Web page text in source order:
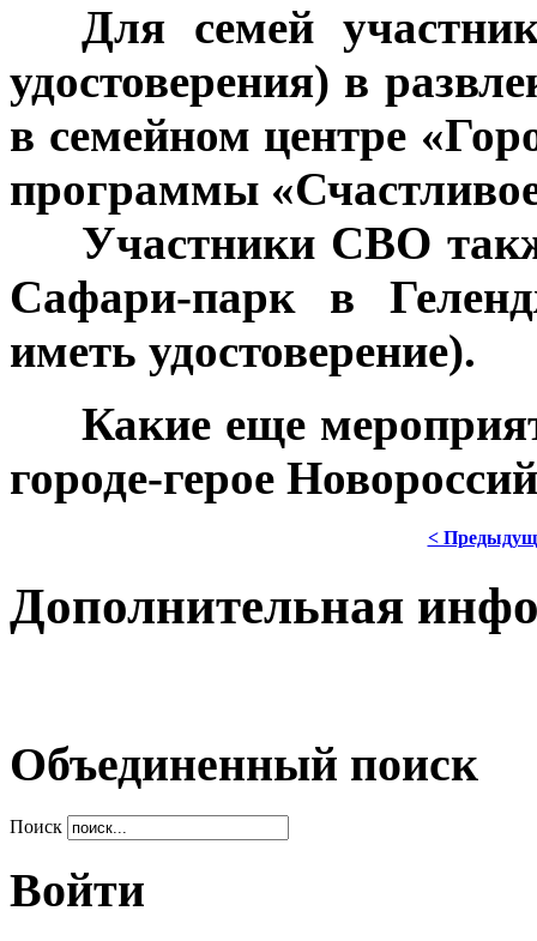
Для семей
удостоверения) в
в семейном центре
программы
Участники СВО
Сафари-парк в
иметь удостоверение).
Какие еще
городе-герое
<
Дополнительная
Объединенный поиск
Поиск
Войти